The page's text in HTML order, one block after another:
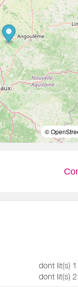
©
dont lit(s)
dont lit(s) 2